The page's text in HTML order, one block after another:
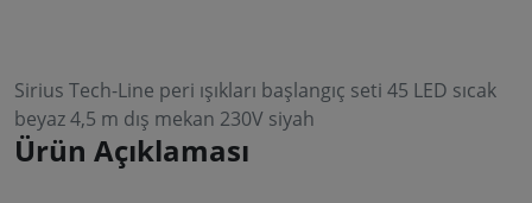
Sirius Tech-Line peri ışıkları başlangıç seti 45 LED sıcak
beyaz 4,5 m dış mekan 230V siyah
Ürün Açıklaması